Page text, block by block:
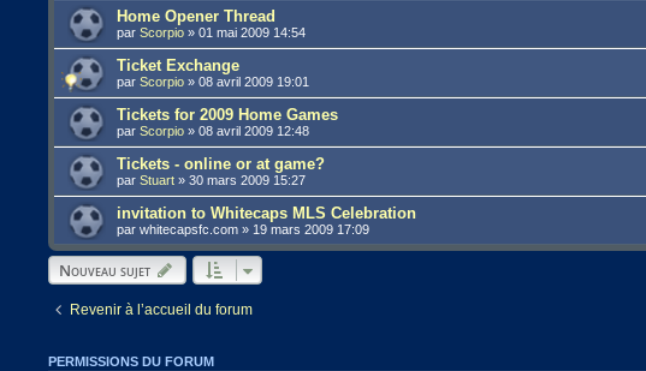
Home Opener Thread
parScorpio »01 mai 2009 14:54
Ticket Exchange
parScorpio »08 avril 2009 19:01
Tickets for 2009 Home Games
parScorpio »08 avril 2009 12:48
Tickets - online or at game?
parStuart »30 mars 2009 15:27
invitation to Whitecaps MLS Celebration
parwhitecapsfc.com » 19 mars 2009 17:09
Nouveau sujet
Revenir à l’accueil du forum
PERMISSIONS DU FORUM